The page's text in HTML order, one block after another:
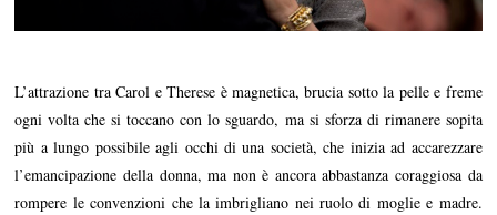
L’attrazione tra Carol e Therese è magnetica, brucia sotto la pelle e freme
ogni volta che si toccano con lo sguardo, ma si sforza di rimanere sopita
più a lungo possibile agli occhi di una società, che inizia ad accarezzare
l’emancipazione della donna, ma non è ancora abbastanza coraggiosa da
rompere le convenzioni che la imbrigliano nei ruolo di moglie e madre.